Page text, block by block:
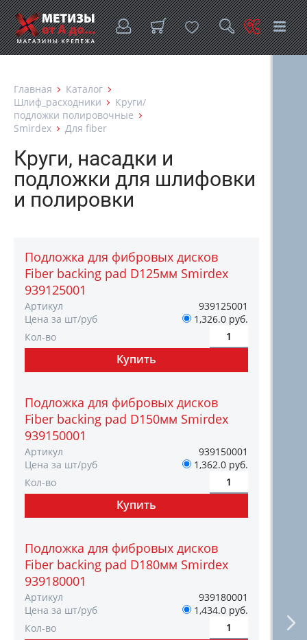
Главная
Каталог
Шлиф_расходники
Круги/
подложки полировочные
Smirdex
Для fiber
Круги, насадки и
подложки для шлифовки
и полировки
Подложка для фибровых дисков
Fiber backing pad D125мм Smirdex
939125001
Артикул
939125001
Цена за шт/руб
1,326.0 руб.
Кол-во
Подложка для фибровых дисков
Fiber backing pad D150мм Smirdex
939150001
Артикул
939150001
Цена за шт/руб
1,362.0 руб.
Кол-во
Подложка для фибровых дисков
Fiber backing pad D180мм Smirdex
939180001
Артикул
939180001
Цена за шт/руб
1,434.0 руб.
Кол-во